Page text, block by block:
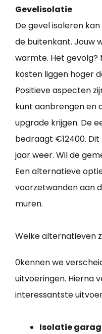
Gevelisolatie
De gevel isoleren
de buitenkant. Jouw
warmte. Het gevolg?
kosten liggen hoger
Positieve aspecten
kunt aanbrengen en
upgrade krijgen. De
bedraagt €12400.
jaar weer. Wil de
Een alternatieve
voorzetwanden aan
muren.
Welke alternatieven
0kennen we
uitvoeringen. Hierna
interessantste
Isolatie